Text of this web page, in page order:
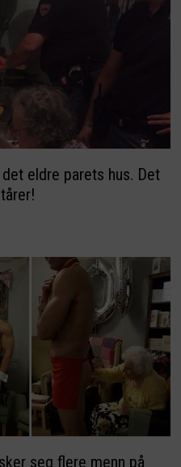
eldre parets hus. Det
seg flere menn på